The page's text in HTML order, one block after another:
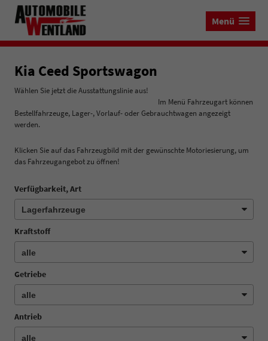
Menü
Kia Ceed Sportswagon
Wählen Sie jetzt die Ausstattungslinie aus!
Im Menü Fahrzeugart können
Bestellfahrzeuge, Lager-, Vorlauf- oder Gebrauchtwagen angezeigt
werden.
Klicken Sie auf das Fahrzeugbild mit der gewünschte Motoriesierung, um
das Fahrzeugangebot zu öffnen!
Verfügbarkeit, Art
Kraftstoff
Getriebe
Antrieb